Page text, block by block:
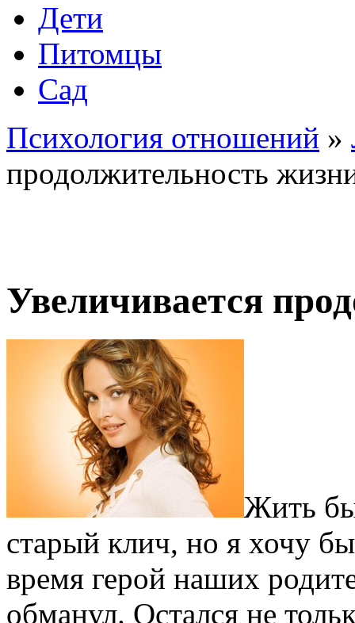
Дети
Питомцы
Сад
Психология отношений »
продолжительность
Увеличивается
Жить
старый клич, но я хочу
время герой наших
обманул. Остался не